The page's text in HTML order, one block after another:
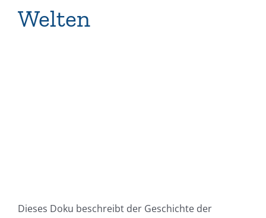
Welten
Dieses Doku beschreibt der Geschichte der